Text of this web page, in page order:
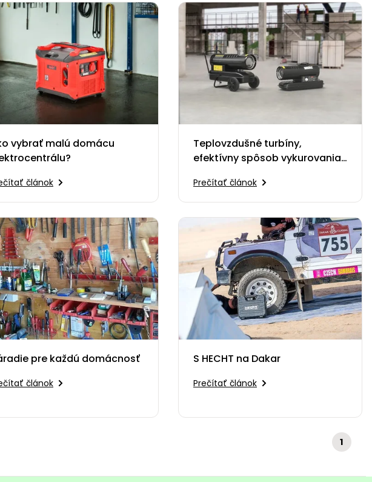
vybrať malú domácu
článok
Teplovzdušné turbíny,
efektívny spôsob vykurovania
Prečítať článok
pre každú domácnosť
článok
S HECHT na Dakar
Prečítať článok
1